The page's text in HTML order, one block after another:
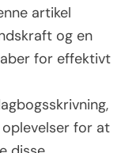
artikel
og en
for effektivt
for at